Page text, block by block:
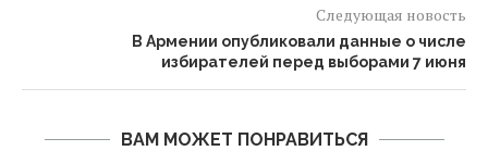
Следующая новость
В Армении опубликовали данные о числе
избирателей перед выборами 7 июня
ВАМ МОЖЕТ ПОНРАВИТЬСЯ